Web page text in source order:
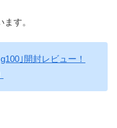
す。
｣開封レビュー！